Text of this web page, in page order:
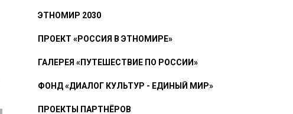
ЭТНОМИР 2030
ПРОЕКТ «РОССИЯ В ЭТНОМИРЕ»
ГАЛЕРЕЯ «ПУТЕШЕСТВИЕ ПО РОССИИ»
ФОНД «ДИАЛОГ КУЛЬТУР - ЕДИНЫЙ МИР»
ПРОЕКТЫ ПАРТНЁРОВ